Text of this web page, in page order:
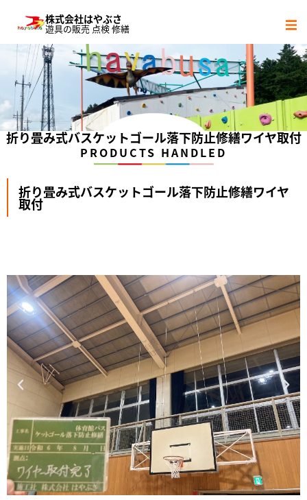
株式会社はやぶさ
遊具の販売 点検 修繕
サービス内容
社会貢献活動
会社概要
折り畳み式バスケットゴール落下防止修繕ワイヤ取付
PRODUCTS HANDLED
折り畳み式バスケットゴール落下防止修繕ワイヤ
取付